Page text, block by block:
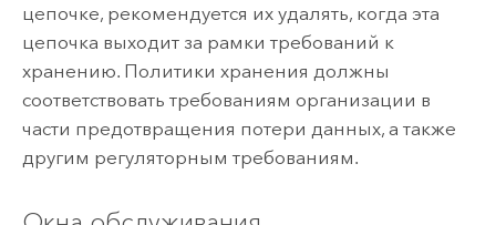
цепочке, рекомендуется их удалять, когда эта
цепочка выходит за рамки требований к
хранению. Политики хранения должны
соответствовать требованиям организации в
части предотвращения потери данных, а также
другим регуляторным требованиям.